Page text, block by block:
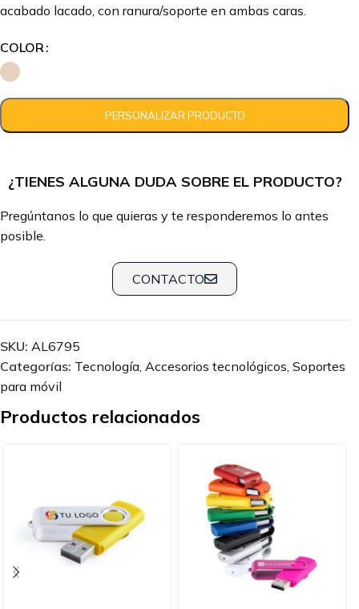
acabado lacado, con ranura/soporte en ambas caras.
COLOR
¿TIENES ALGUNA DUDA SOBRE EL PRODUCTO?
Pregúntanos lo que quieras y te responderemos lo antes
posible.
CONTACTO
SKU: AL6795
Categorías: Tecnología, Accesorios tecnológicos, Soportes
para móvil
Productos relacionados